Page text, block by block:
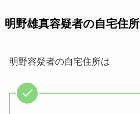
明野雄真容疑者の自宅住所
明野容疑者の自宅住所は